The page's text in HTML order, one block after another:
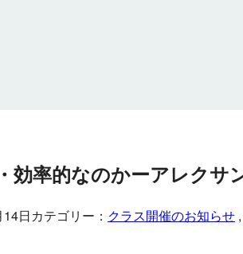
効率的なのかーアレクサ
日カテゴリー： クラス開催のお知らせ ,